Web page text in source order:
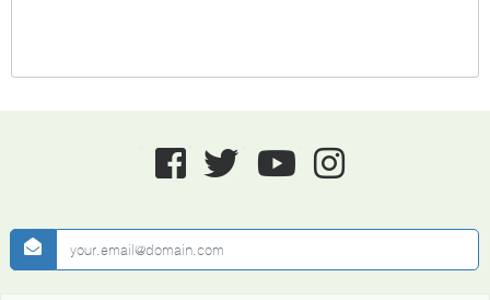
Facebook twitter youtube instagram
newsletter